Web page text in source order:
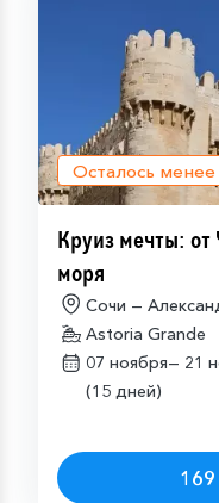
Осталось менее
Круиз мечты: от
моря
Сочи —
Astoria Grande
07 ноября— 21
(15 дней)
169